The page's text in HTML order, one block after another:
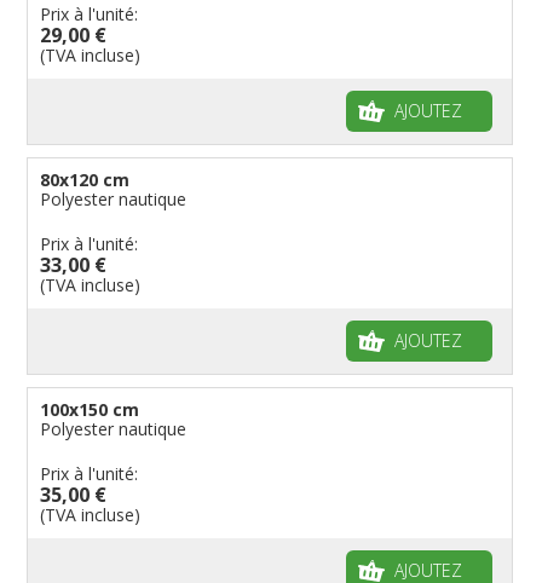
Prix à l'unité:
29,00 €
(TVA incluse)
AJOUTEZ
80x120 cm
Polyester nautique
Prix à l'unité:
33,00 €
(TVA incluse)
AJOUTEZ
100x150 cm
Polyester nautique
Prix à l'unité:
35,00 €
(TVA incluse)
AJOUTEZ